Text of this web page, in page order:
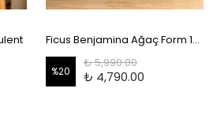
Ficus Benjamina Ağaç Form 140-150 cm
%20
₺ 5,990.00
₺ 4,790.00